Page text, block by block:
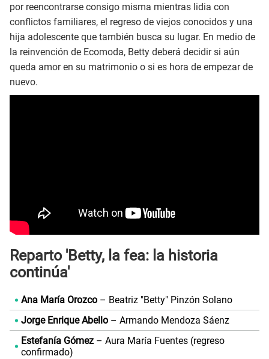
por reencontrarse consigo misma mientras lidia con
conflictos familiares, el regreso de viejos conocidos y una
hija adolescente que también busca su lugar. En medio de
la reinvención de Ecomoda, Betty deberá decidir si aún
queda amor en su matrimonio o si es hora de empezar de
nuevo.
Reparto 'Betty, la fea: la historia
continúa'
Ana María Orozco– Beatriz "Betty" Pinzón Solano
Jorge Enrique Abello– Armando Mendoza Sáenz
Estefanía Gómez– Aura María Fuentes (regreso
confirmado)